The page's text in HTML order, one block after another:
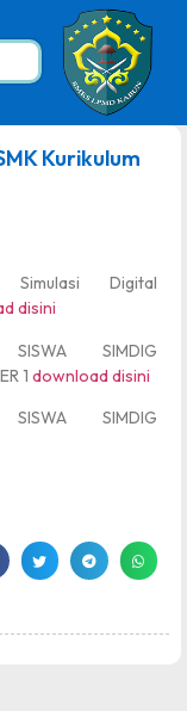
Kurikulum
Simulasi Digital
disini
SIMDIG
1 download disini
SIMDIG